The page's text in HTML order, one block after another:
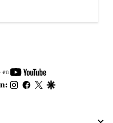
en
youtube-
footer
instagram
facebook
twitter